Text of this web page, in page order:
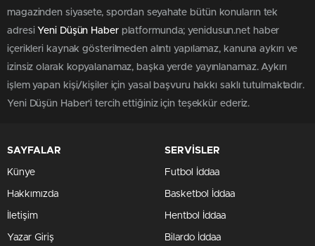
magazinden siyasete, spordan seyahate bütün konuların tek
adresiYeni Düşün Haberplatformunda; yenidusun.net haber
içerikleri kaynak gösterilmeden alıntı yapılamaz, kanuna aykırı ve
izinsiz olarak kopyalanamaz, başka yerde yayınlanamaz. Aykırı
işlem yapan kişi/kişiler için yasal başvuru hakkı saklı tutulmaktadır.
Yeni Düşün Haber'i tercih ettiğiniz için teşekkür ederiz.
SAYFALAR
Künye
Hakkımızda
İletişim
Yazar Giriş
SERVİSLER
Futbol İddaa
Basketbol İddaa
Hentbol İddaa
Bilardo İddaa